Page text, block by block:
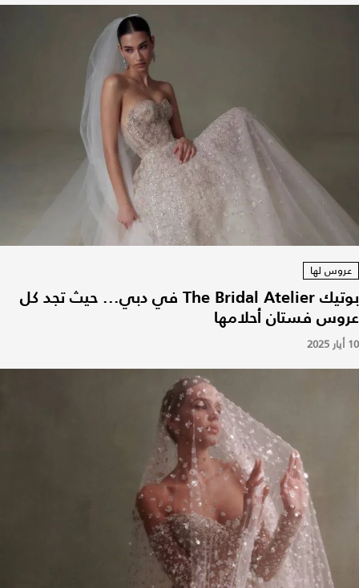
عروس لها
بوتيك The Bridal Atelier في دبي... حيث تجد كل
عروس فستان أحلامها
10 أيار 2025